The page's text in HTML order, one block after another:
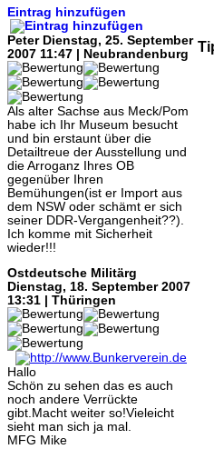
Eintrag hinzufügen
Peter Dienstag, 25. September
2007 11:47 | Neubrandenburg
Als alter Sachse aus Meck/Pom
habe ich Ihr Museum besucht
und bin erstaunt über die
Detailtreue der Ausstellung und
die Arroganz Ihres OB
gegenüber Ihren
Bemühungen(ist er Import aus
dem NSW oder schämt er sich
seiner DDR-Vergangenheit??).
Ich komme mit Sicherheit
wieder!!!
Ostdeutsche Militärg
Dienstag, 18. September 2007
13:31 | Thüringen
Hallo
Schön zu sehen das es auch
noch andere Verrückte
gibt.Macht weiter so!Vieleicht
sieht man sich ja mal.
MFG Mike